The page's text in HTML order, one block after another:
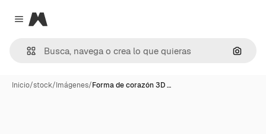
Close menu
Magnific
Inicio/stock/Imágenes/Forma de corazón 3D …